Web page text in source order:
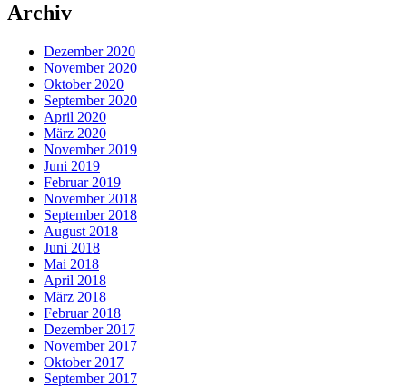
Archiv
Dezember 2020
November 2020
Oktober 2020
September 2020
April 2020
März 2020
November 2019
Juni 2019
Februar 2019
November 2018
September 2018
August 2018
Juni 2018
Mai 2018
April 2018
März 2018
Februar 2018
Dezember 2017
November 2017
Oktober 2017
September 2017